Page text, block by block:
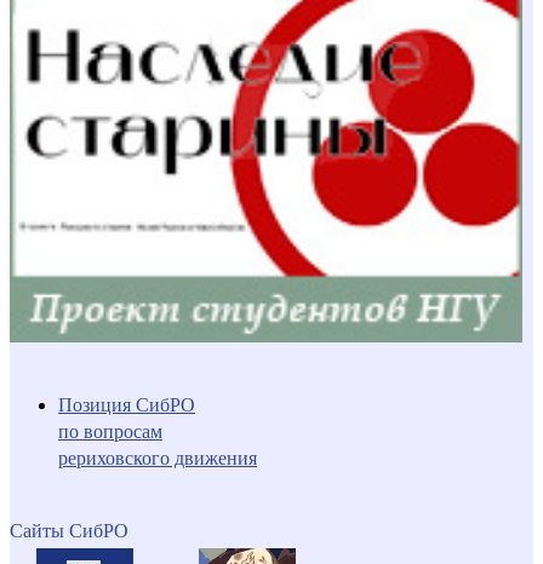
Позиция СибРО
по вопросам
рериховского движения
Сайты СибРО